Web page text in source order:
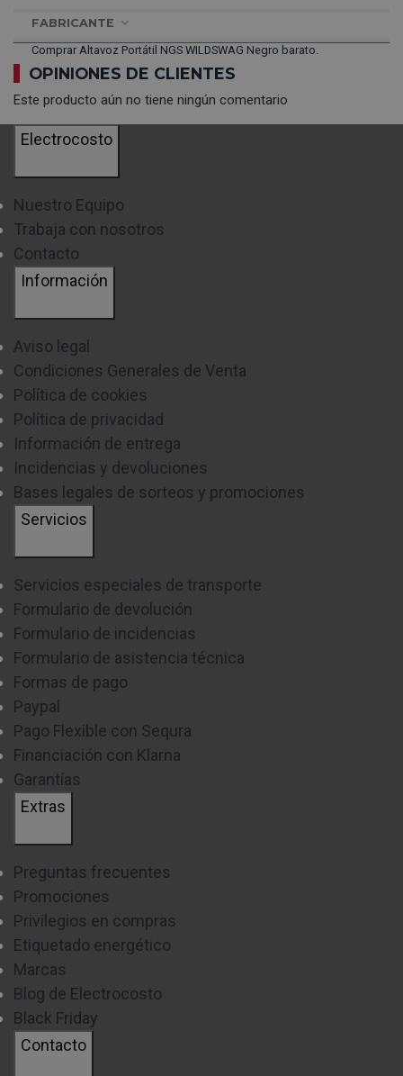
FABRICANTE
Comprar Altavoz Portátil NGS WILDSWAG Negro barato.
OPINIONES DE CLIENTES
Este producto aún no tiene ningún comentario
Electrocosto
Nuestro Equipo
Trabaja con nosotros
Contacto
Información
Aviso legal
Condiciones Generales de Venta
Política de cookies
Política de privacidad
Información de entrega
Incidencias y devoluciones
Bases legales de sorteos y promociones
Servicios
Servicios especiales de transporte
Formulario de devolución
Formulario de incidencias
Formulario de asistencia técnica
Formas de pago
Paypal
Pago Flexible con Sequra
Financiación con Klarna
Garantías
Extras
Preguntas frecuentes
Promociones
Privilegios en compras
Etiquetado energético
Marcas
Blog de Electrocosto
Black Friday
Contacto